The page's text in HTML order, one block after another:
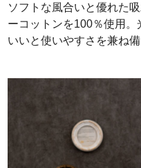
ソフトな風合いと優れた
ーコットンを100％使用
いいと使いやすさを兼ね備